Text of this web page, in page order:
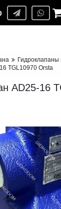
TGL10970 Orsta
AD25-16